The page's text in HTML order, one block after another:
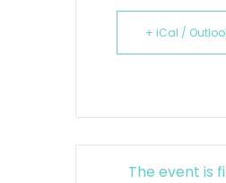
+ iCal /
The event is